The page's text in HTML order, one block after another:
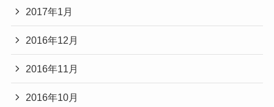
2017年1月
2016年12月
2016年11月
2016年10月